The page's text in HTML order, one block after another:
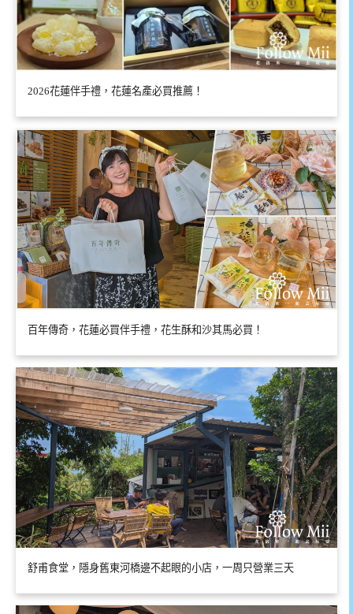
2026花蓮伴手禮，花蓮名產必買推薦！
百年傳奇，花蓮必買伴手禮，花生酥和沙其馬必買！
舒甫食堂，隱身舊東河橋邊不起眼的小店，一周只營業三天